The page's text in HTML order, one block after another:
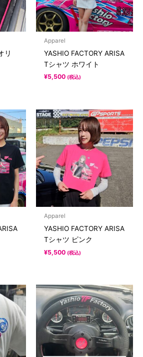
リ
Apparel
YASHIO FACTORY ARISA
Tシャツ ホワイト
¥5,500 (税込)
Apparel
YASHIO FACTORY ARISA
Tシャツ ピンク
¥5,500 (税込)